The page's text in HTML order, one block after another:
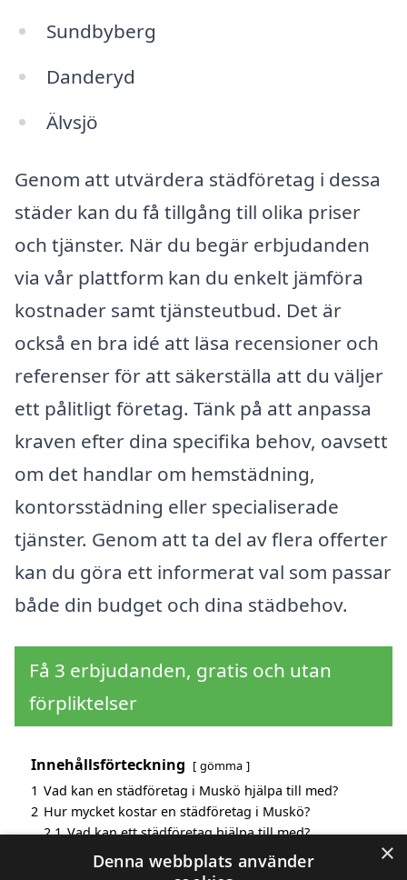
Sundbyberg
Danderyd
Älvsjö
Genom att utvärdera städföretag i dessa
städer kan du få tillgång till olika priser
och tjänster. När du begär erbjudanden
via vår plattform kan du enkelt jämföra
kostnader samt tjänsteutbud. Det är
också en bra idé att läsa recensioner och
referenser för att säkerställa att du väljer
ett pålitligt företag. Tänk på att anpassa
kraven efter dina specifika behov, oavsett
om det handlar om hemstädning,
kontorsstädning eller specialiserade
tjänster. Genom att ta del av flera offerter
kan du göra ett informerat val som passar
både din budget och dina städbehov.
Få 3 erbjudanden, gratis och utan
förpliktelser
Innehållsförteckning gömma
1 Vad kan en städföretag i Muskö hjälpa till med?
2 Hur mycket kostar en städföretag i Muskö?
2.1 Vad kan ett städföretag hjälpa till med?
Fördelar med att välja städföretag i Muskö
Sök efter en skicklig städföretag i de omgivande
×
Denna webbplats använder